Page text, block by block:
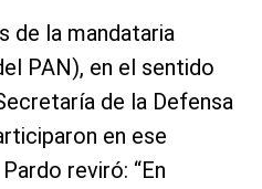
de la mandataria
PAN), en el sentido
de la Defensa
en ese
reviró: “En